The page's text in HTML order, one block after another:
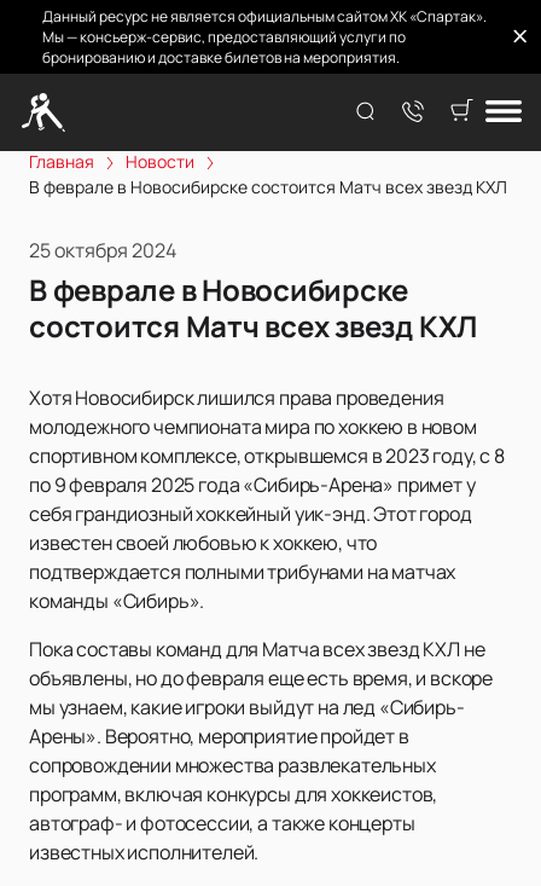
Данный ресурс не является официальным сайтом ХК «Спартак».
Мы — консьерж-сервис, предоставляющий услуги по
бронированию и доставке билетов на мероприятия.
Главная
Новости
В феврале в Новосибирске состоится Матч всех звезд КХЛ
25 октября 2024
В феврале в Новосибирске
состоится Матч всех звезд КХЛ
Хотя Новосибирск лишился права проведения
молодежного чемпионата мира по хоккею в новом
спортивном комплексе, открывшемся в 2023 году, с 8
по 9 февраля 2025 года «Сибирь-Арена» примет у
себя грандиозный хоккейный уик-энд. Этот город
известен своей любовью к хоккею, что
подтверждается полными трибунами на матчах
команды «Сибирь».
Пока составы команд для Матча всех звезд КХЛ не
объявлены, но до февраля еще есть время, и вскоре
мы узнаем, какие игроки выйдут на лед «Сибирь-
Арены». Вероятно, мероприятие пройдет в
сопровождении множества развлекательных
программ, включая конкурсы для хоккеистов,
автограф- и фотосессии, а также концерты
известных исполнителей.